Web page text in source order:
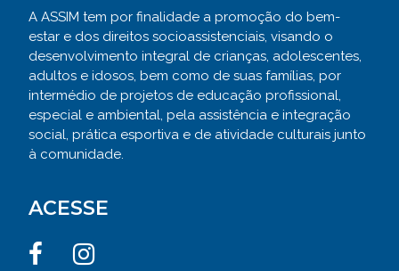
A ASSIM tem por finalidade a promoção do bem-
estar e dos direitos socioassistenciais, visando o
desenvolvimento integral de crianças, adolescentes,
adultos e idosos, bem como de suas famílias, por
intermédio de projetos de educação profissional,
especial e ambiental, pela assistência e integração
social, prática esportiva e de atividade culturais junto
à comunidade.
ACESSE